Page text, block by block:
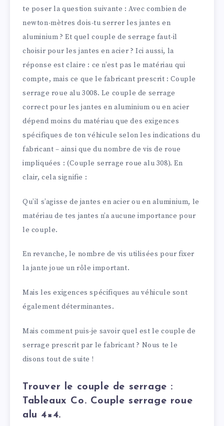
te poser la question suivante : Avec combien de
newton-mètres dois-tu serrer les jantes en
aluminium ? Et quel couple de serrage faut-il
choisir pour les jantes en acier ? Ici aussi, la
réponse est claire : ce n’est pas le matériau qui
compte, mais ce que le fabricant prescrit : Couple
serrage roue alu 3008. Le couple de serrage
correct pour les jantes en aluminium ou en acier
dépend moins du matériau que des exigences
spécifiques de ton véhicule selon les indications du
fabricant – ainsi que du nombre de vis de roue
impliquées : (Couple serrage roue alu 308). En
clair, cela signifie :
Qu’il s’agisse de jantes en acier ou en aluminium, le
matériau de tes jantes n’a aucune importance pour
le couple.
En revanche, le nombre de vis utilisées pour fixer
la jante joue un rôle important.
Mais les exigences spécifiques au véhicule sont
également déterminantes.
Mais comment puis-je savoir quel est le couple de
serrage prescrit par le fabricant ? Nous te le
disons tout de suite !
Trouver le couple de serrage :
Tableaux Co. Couple serrage roue
alu 4×4.